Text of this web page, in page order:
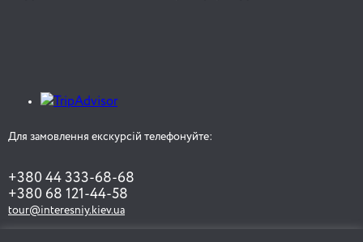
Для замовлення екскурсій телефонуйте:
+380 44 333-68-68
+380 68 121-44-58
tour@interesniy.kiev.ua